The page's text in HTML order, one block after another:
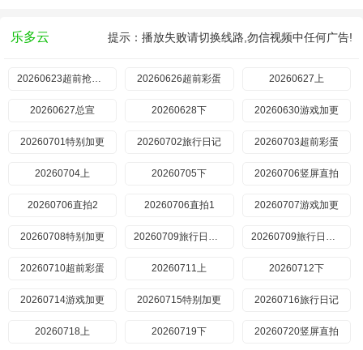
乐多云 提示：播放失败请切换线路,勿信视频中任何广告!
20260626超前彩蛋 20260627上
20260627总宣 20260628下 20260630游戏加更​
20260701特别加更 20260702旅行日记 20260703超前彩蛋
20260704上 20260705下 ​20260706竖屏直拍
​20260706直拍2 ​20260706直拍1 20260707游戏加更
20260708特别加更
20260710超前彩蛋 20260711上 20260712下
20260714游戏加更 20260715特别加更 20260716旅行日记
20260718上 20260719下 20260720竖屏直拍